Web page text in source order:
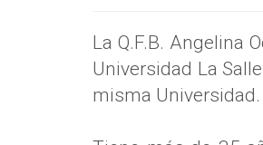
La Q.F.B. Angelina
Universidad La
misma Universidad.